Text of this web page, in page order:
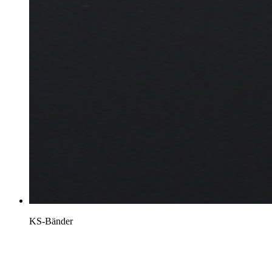
KS-Bänder